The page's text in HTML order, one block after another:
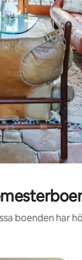
boenden har